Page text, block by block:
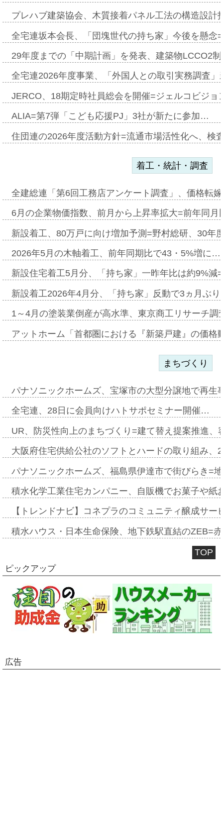
プレハブ建築協会、木質接着パネル工法の構造設
全宅連坂本会長、「団塊世代の持ち家」今後を懸
29年度までの「中期計画」を発表、建築物LCCO2
全宅連2026年度事業、「外国人との取引実務調査
JERCO、18期定時社員総会を開催=ジェルコビジ
ALIA=第7弾「こども応援PJ」3社が新たに参加…
住団連の2026年度活動方針=流通市場活性化へ、検
着工・統計・調査
全建総連「第6回工務店アンケート調査」、価格転
6月の企業物価指数、前月から上昇率拡大=前年同
新設着工、80万戸に向け増加予測=野村総研、30年
2026年5月の木軸着工、前年同期比で43・5%増に…
新設住宅着工5月分、「持ち家」一昨年比は約9%
新設着工2026年4月分、「持ち家」反動で3ヵ月ぶ
1～4月の塗装業倒産が高水準、東京商工リサーチ
アットホーム「首都圏における『新築戸建』の価
まちづくり
パナソニックホームズ、宝塚市の大型分譲地で再
全宅連、28日に会員向けハトサポセミナー開催…
UR、防災性向上のまちづくり=建て替え提案推進
大阪府住宅供給公社のソフトとハードの取り組み
パナソニックホームズ、福島県伊達市で街びらき=
積水化学工業住宅カンパニー、自販機でお菓子や
【トレンドナビ】コネプラのコミュニティ醸成サ
積水ハウス・日本生命保険、地下鉄駅直結のZEB=
TOP
ピックアップ
広告